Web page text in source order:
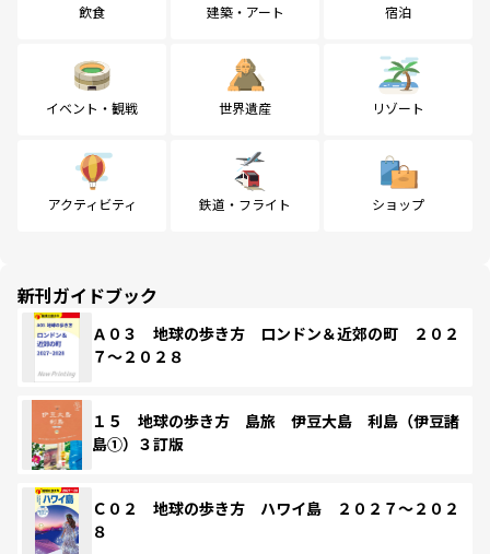
飲食 建築・アート 宿泊
イベント・観戦 世界遺産 リゾート
アクティビティ 鉄道・フライト ショップ
新刊ガイドブック
Ａ０３ 地球の歩き方 ロンドン＆近郊の町 ２０２
７～２０２８
１５ 地球の歩き方 島旅 伊豆大島 利島（伊豆諸
島①）３訂版
Ｃ０２ 地球の歩き方 ハワイ島 ２０２７～２０２
８